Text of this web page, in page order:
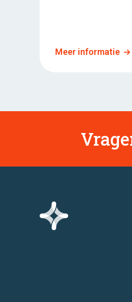
Meer informatie